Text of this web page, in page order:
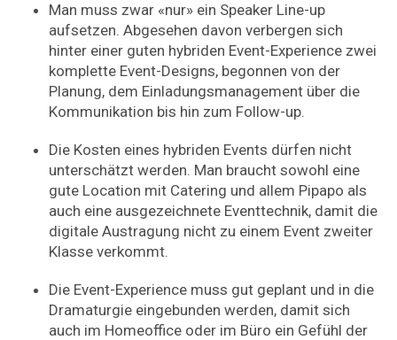
Man muss zwar «nur» ein Speaker Line-up
aufsetzen. Abgesehen davon verbergen sich
hinter einer guten hybriden Event-Experience zwei
komplette Event-­Designs, begonnen von der
Planung, dem Einladungsmanagement über die
Kommunikation bis hin zum Follow-up.
Die Kosten eines hybriden Events dürfen nicht
unterschätzt werden. Man braucht sowohl eine
gute Location mit Catering und allem Pipapo als
auch eine ausgezeichnete Eventtechnik, damit die
digitale Austragung nicht zu einem Event zweiter
Klasse verkommt.
Die Event-Experience muss gut geplant und in die
Dramaturgie eingebunden werden, damit sich
auch im Homeoffice oder im Büro ein Gefühl der